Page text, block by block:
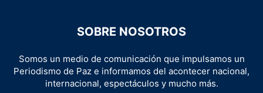
SOBRE NOSOTROS
Somos un medio de comunicación que impulsamos un
Periodismo de Paz e informamos del acontecer nacional,
internacional, espectáculos y mucho más.